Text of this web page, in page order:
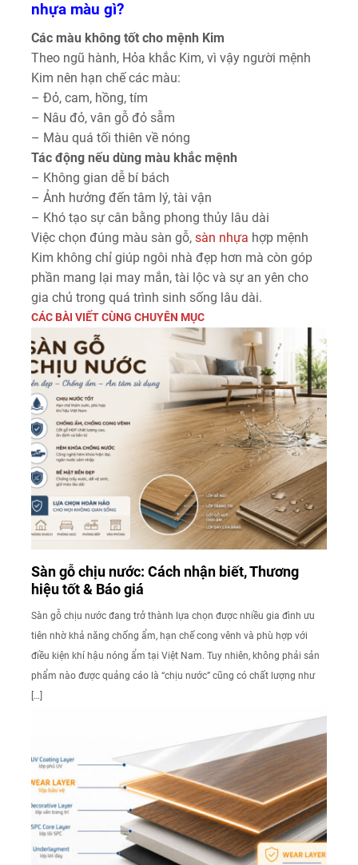
nhựa màu gì?
Các màu không tốt cho mệnh Kim
Theo ngũ hành, Hỏa khắc Kim, vì vậy người mệnh
Kim nên hạn chế các màu:
– Đỏ, cam, hồng, tím
– Nâu đỏ, vân gỗ đỏ sẫm
– Màu quá tối thiên về nóng
Tác động nếu dùng màu khắc mệnh
– Không gian dễ bí bách
– Ảnh hưởng đến tâm lý, tài vận
– Khó tạo sự cân bằng phong thủy lâu dài
Việc chọn đúng màu sàn gỗ, sàn nhựa hợp mệnh
Kim không chỉ giúp ngôi nhà đẹp hơn mà còn góp
phần mang lại may mắn, tài lộc và sự an yên cho
gia chủ trong quá trình sinh sống lâu dài.
CÁC BÀI VIẾT CÙNG CHUYÊN MỤC
Sàn gỗ chịu nước: Cách nhận biết, Thương
hiệu tốt & Báo giá
Sàn gỗ chịu nước đang trở thành lựa chọn được nhiều gia đình ưu
tiên nhờ khả năng chống ẩm, hạn chế cong vênh và phù hợp với
điều kiện khí hậu nóng ẩm tại Việt Nam. Tuy nhiên, không phải sản
phẩm nào được quảng cáo là “chịu nước” cũng có chất lượng như
[…]